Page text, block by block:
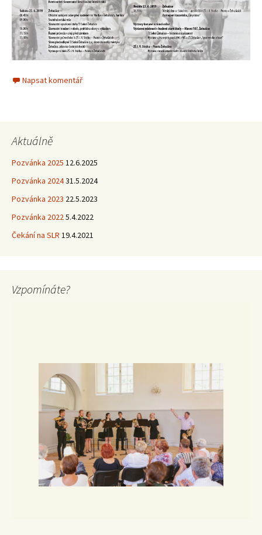
Napsat komentář
Aktuálně
Pozvánka 2025 12.6.2025
Pozvánka 202431.5.2024
Pozvánka 2023 22.5.2023
Pozvánka 20225.4.2022
Čekání na SLR 19.4.2021
Vzpomínáte?